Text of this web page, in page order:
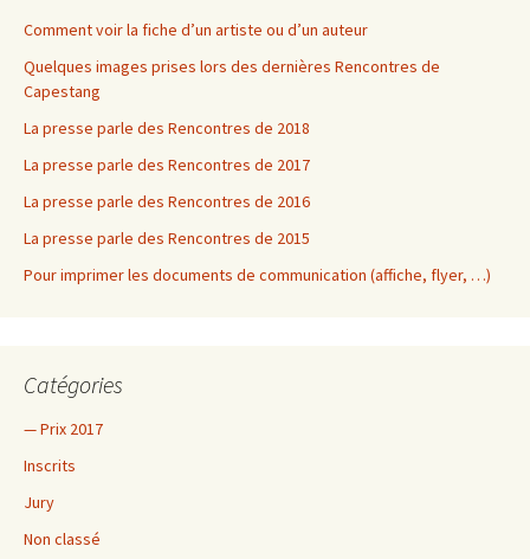
Comment voir la fiche d’un artiste ou d’un auteur
Quelques images prises lors des dernières Rencontres de
Capestang
La presse parle des Rencontres de 2018
La presse parle des Rencontres de 2017
La presse parle des Rencontres de 2016
La presse parle des Rencontres de 2015
Pour imprimer les documents de communication (affiche, flyer, …)
Catégories
— Prix 2017
Inscrits
Jury
Non classé